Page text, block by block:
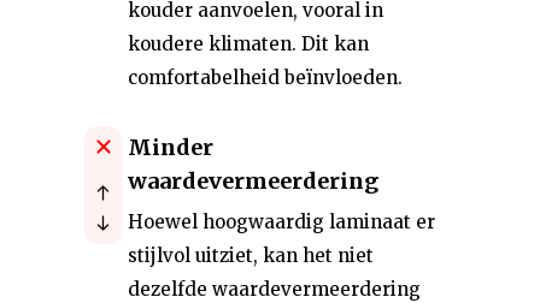
kouder aanvoelen, vooral in
koudere klimaten. Dit kan
comfortabelheid beïnvloeden.
Minder
waardevermeerdering
Hoewel hoogwaardig laminaat er
stijlvol uitziet, kan het niet
dezelfde waardevermeerdering